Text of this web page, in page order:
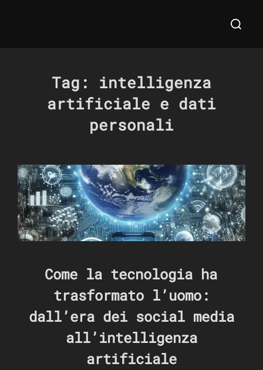
Cerca
Tag: intelligenza
artificiale e dati
personali
Come la tecnologia ha
trasformato l’uomo:
dall’era dei social media
all’intelligenza
artificiale